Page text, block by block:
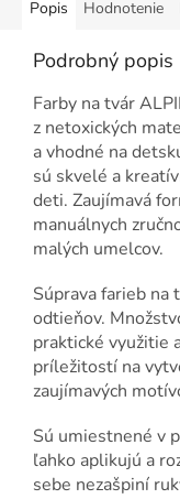
Popis Hodnotenie
Podrobný popis
Farby na tvár
z netoxických
a vhodné na
sú skvelé a
deti. Zaujímavá
manuálnych
malých umelcov.
Súprava farieb na
odtieňov.
praktické využitie
príležitostí na
zaujímavých
Sú umiestnené v
ľahko aplikujú a
sebe nezašpiní